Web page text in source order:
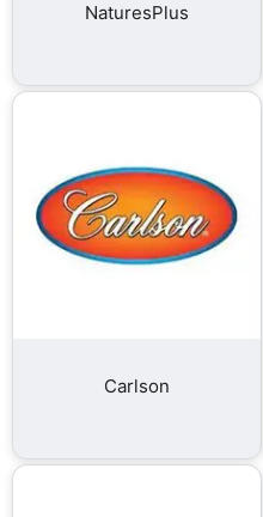
NaturesPlus
Carlson